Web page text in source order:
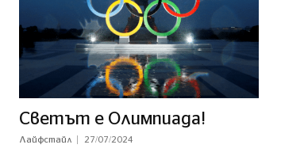
Светът е Олимпиада!
Лайфстайл 27/07/2024